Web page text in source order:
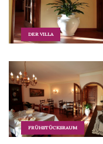
DER VILLA
FRÜHSTÜCKSRAUM